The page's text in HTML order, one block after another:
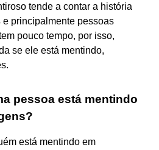
tende a contar a história
principalmente pessoas
pouco tempo, por isso,
se ele está mentindo,
pessoa está mentindo
está mentindo em